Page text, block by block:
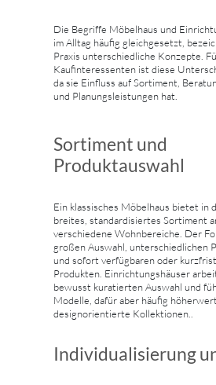
Die Begriffe Möbelhaus und
im Alltag häufig gleichgesetzt,
Praxis unterschiedliche Konzepte.
Kaufinteressenten ist diese
da sie Einfluss auf Sortiment,
und Planungsleistungen hat.
Sortiment und
Produktauswahl
Ein klassisches Möbelhaus bietet in
breites, standardisiertes Sortiment
verschiedene Wohnbereiche. Der
großen Auswahl, unterschiedlichen
und sofort verfügbaren oder
Produkten. Einrichtungshäuser
bewusst kuratierten Auswahl und
Modelle, dafür aber häufig
designorientierte Kollektionen..
Individualisierung